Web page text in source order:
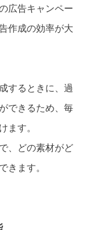
広告キャンペー
作成の効率が大
するときに、過
できるため、毎
ます。
、どの素材がど
きます。